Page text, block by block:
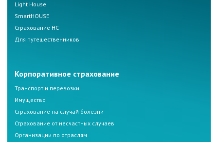
Light House
SmartHOUSE
Страхование НС
Для путешественников
Корпоративное страхование
Транспорт и перевозки
Имущество
Страхование на случай болезни
Страхование от несчастных случаев
Организации по отраслям